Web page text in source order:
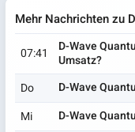
Mehr Nachrichten zu
07:41
D-Wave
Umsatz?
Do
D-Wave
Mi
D-Wave